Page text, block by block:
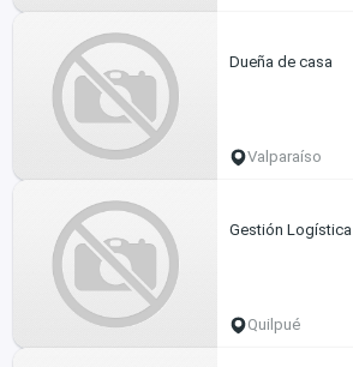
Dueña de casa
Valparaíso
Gestión Logística
Quilpué